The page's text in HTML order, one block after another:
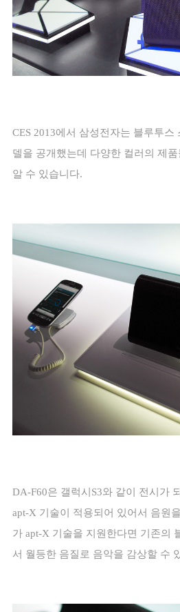
CES 2013에서 삼성전자는 블루투스
델을 공개했는데 다양한 컬러의 제
알 수 있습니다.
DA-F60은 갤럭시 S3와 같이 전시가
apt-X 기술이 적용되어 있어서 음원
가 apt-X 기술을 지원한다면 기존의
서 월등한 음질로 음악을 감상할 수